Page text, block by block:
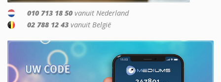
010 713 18 50 vanuit Nederland
02 788 12 43 vanuit België